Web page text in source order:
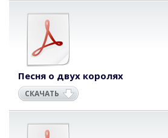
Песня о двух королях
СКАЧАТЬ